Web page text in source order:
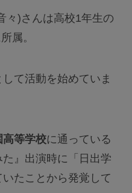
々)さんは高校1年生の
属。
て活動を始めていま
高等学校に通っている
』出演時に「日出学
たことから発覚して